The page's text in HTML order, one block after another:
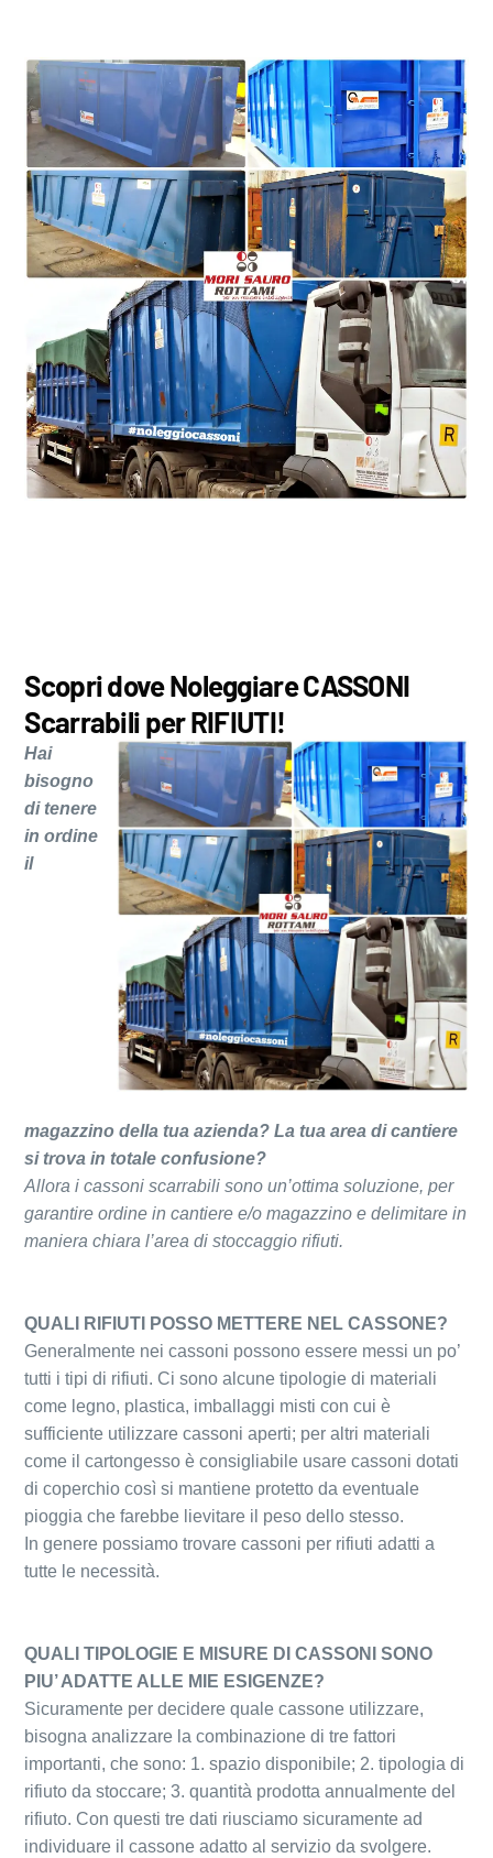
Scopri dove Noleggiare CASSONI
Scarrabili per RIFIUTI!
Hai
bisogno
di tenere
in ordine
il
magazzino della tua azienda?La tua area di cantiere
si trova in totale confusione?
Allora i cassoni scarrabili sono un’ottima soluzione, per
garantire ordine in cantiere e/o magazzino e delimitare in
maniera chiara l’area di stoccaggio rifiuti.
QUALI RIFIUTI POSSO METTERE NEL CASSONE?
Generalmente nei cassoni possono essere messi un po’
tutti i tipi di rifiuti. Ci sono alcune tipologie di materiali
come legno, plastica, imballaggi misti con cui è
sufficiente utilizzare cassoni aperti; per altri materiali
come il cartongesso è consigliabile usare cassoni dotati
di coperchio così si mantiene protetto da eventuale
pioggia che farebbe lievitare il peso dello stesso.
In genere possiamo trovare cassoni per rifiuti adatti a
tutte le necessità.
QUALI TIPOLOGIE E MISURE DI CASSONI SONO
PIU’ ADATTE ALLE MIE ESIGENZE?
Sicuramente per decidere quale cassone utilizzare,
bisogna analizzare la combinazione di tre fattori
importanti, che sono: 1. spazio disponibile; 2. tipologia di
rifiuto da stoccare; 3. quantità prodotta annualmente del
rifiuto. Con questi tre dati riusciamo sicuramente ad
individuare il cassone adatto al servizio da svolgere.